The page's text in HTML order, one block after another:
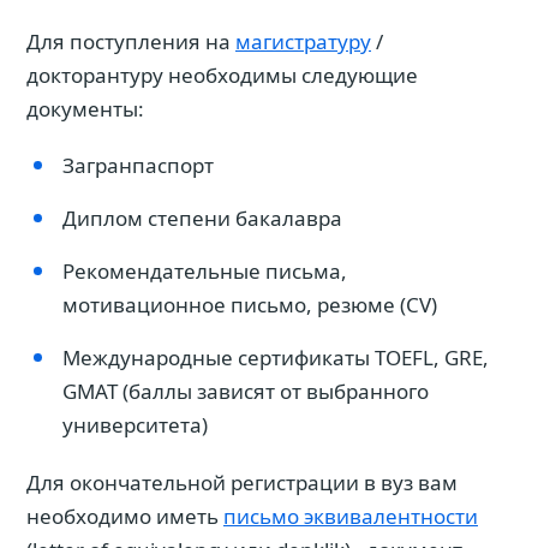
Для поступления на магистратуру/
докторантуру необходимы следующие
документы:
Загранпаспорт
Диплом степени бакалавра
Рекомендательные письма,
мотивационное письмо, резюме (CV)
Международные сертификаты TOEFL, GRE,
GMAT (баллы зависят от выбранного
университета)
Для окончательной регистрации в вуз вам
необходимо иметь письмо эквивалентности